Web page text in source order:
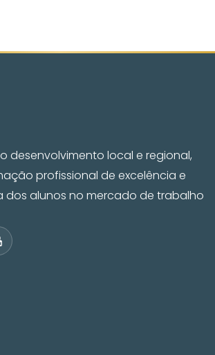
desenvolvimento local e regional,
profissional de excelência e
dos alunos no mercado de trabalho